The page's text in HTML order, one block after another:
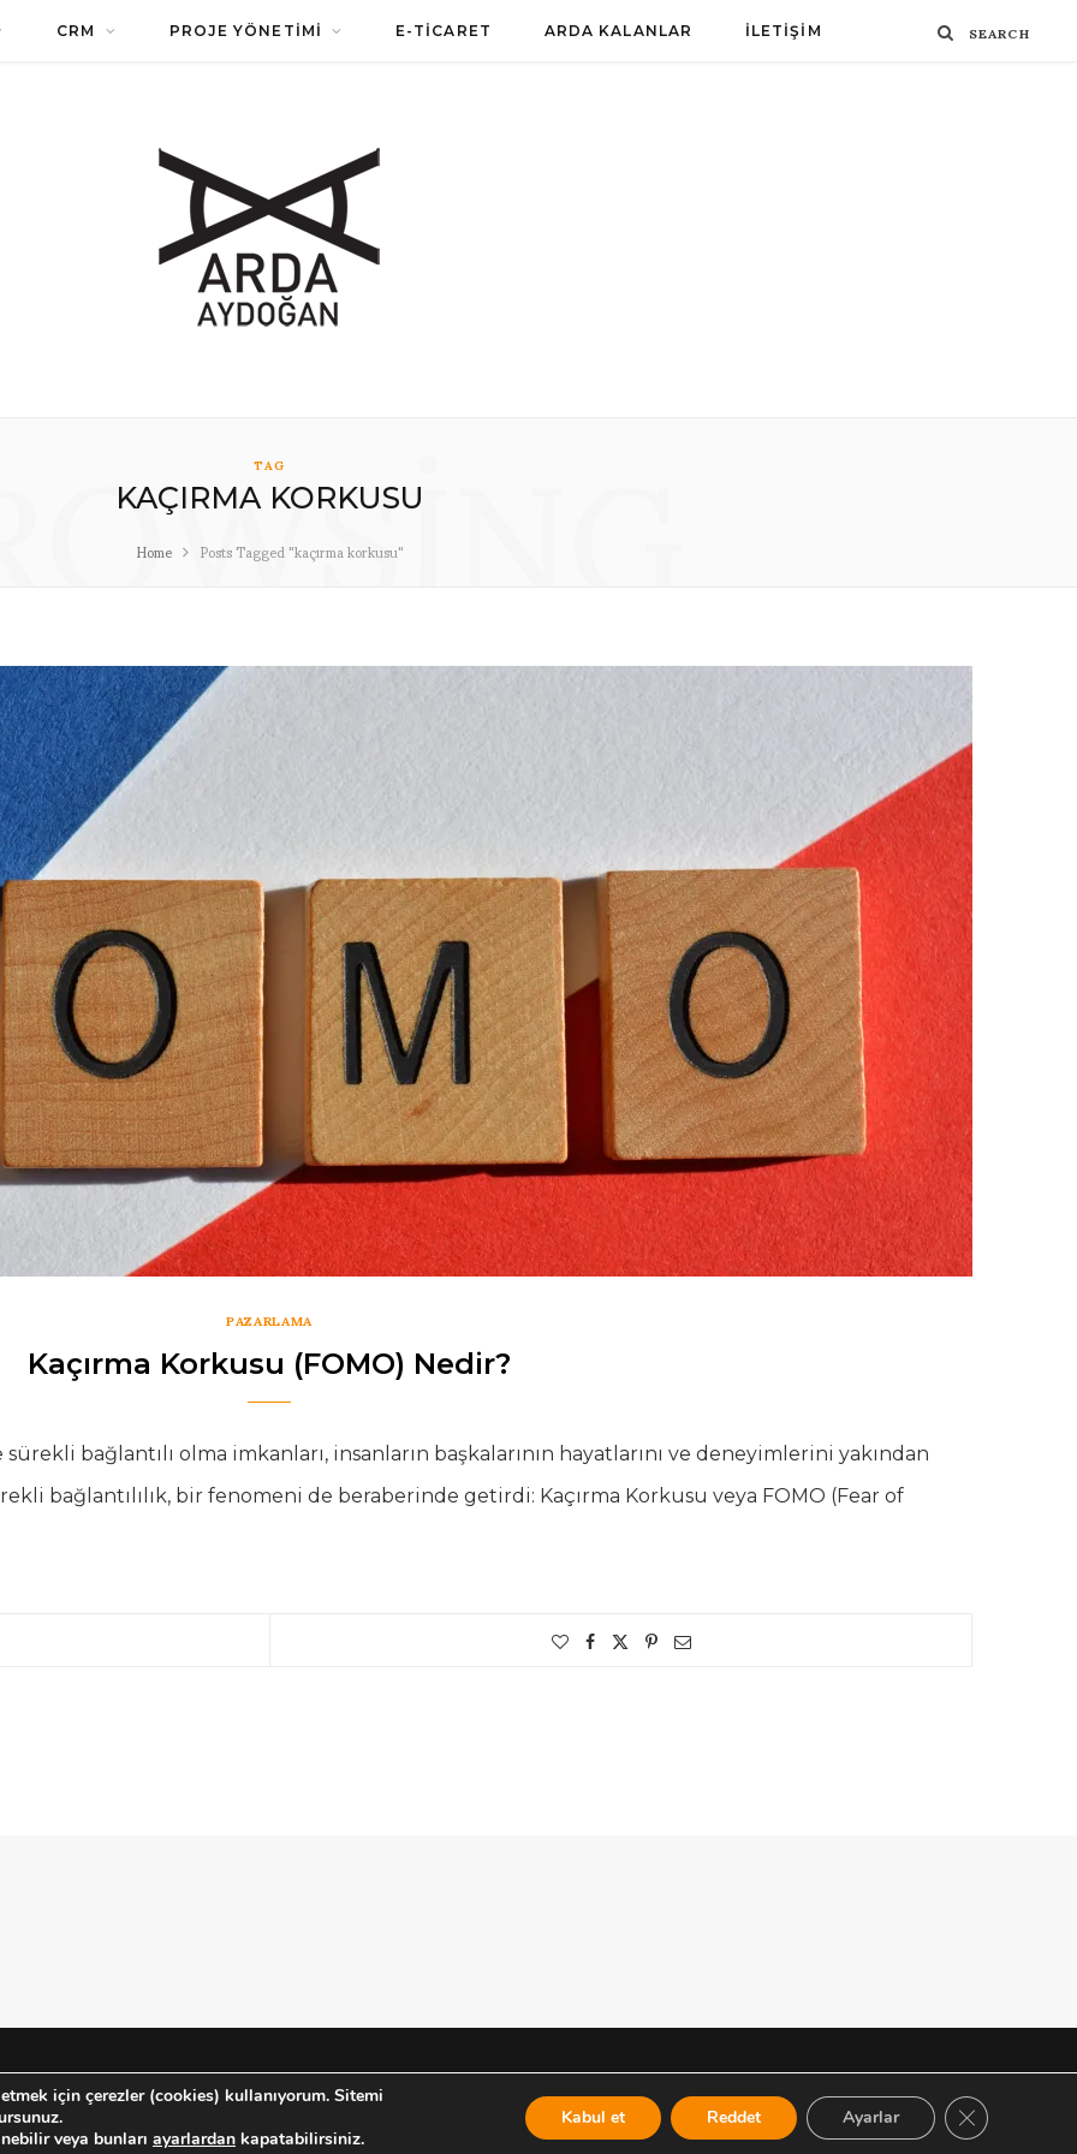
CRM PROJE YÖNETIMI E-TICARET ARDA KALANLAR İLETIŞIM
TAG
KAÇIRMA KORKUSU
Home Posts Tagged "kaçırma korkusu"
PAZARLAMA
Kaçırma Korkusu (FOMO) Nedir?
bağlantılı olma imkanları, insanların başkalarının hayatlarını ve deneyimlerini yakından
bağlantılılık, bir fenomeni de beraberinde getirdi: Kaçırma Korkusu veya FOMO (Fear of
X (TWITTER) INSTAGRAM LINKEDIN
için çerezler (cookies) kullanıyorum. Sitemi
veya bunları ayarlardan kapatabilirsiniz.
Kabul et Reddet Ayarlar GDPR